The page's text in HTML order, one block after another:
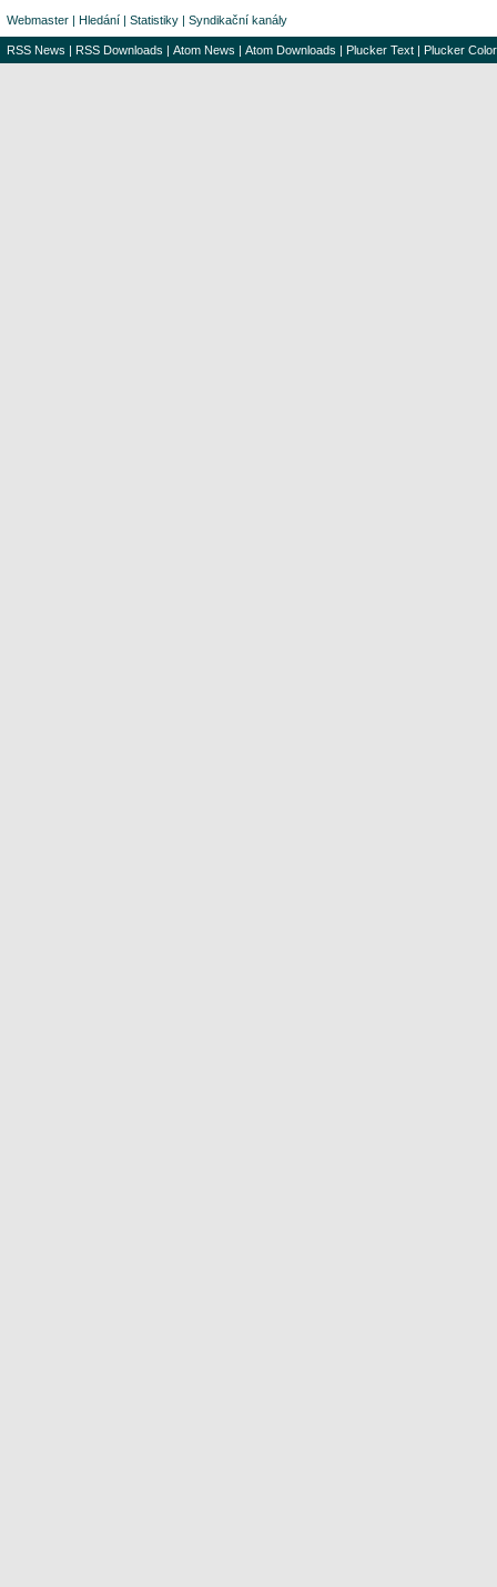
Webmaster | Hledání | Statistiky | Syndikační kanály
RSS News | RSS Downloads | Atom News | Atom Downloads | Plucker Text | Plucker Color